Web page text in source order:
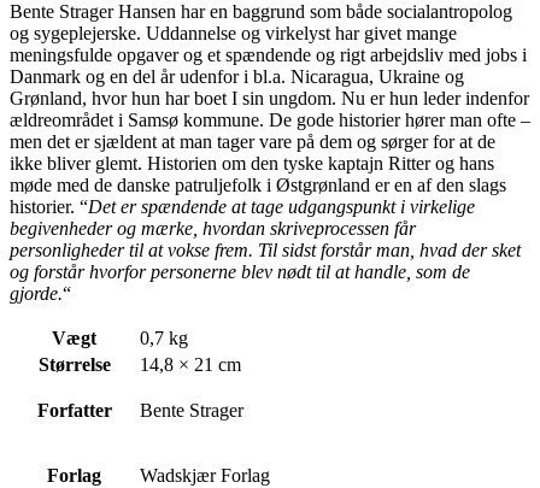
Bente Strager Hansen har en baggrund som både socialantropolog
og sygeplejerske. Uddannelse og virkelyst har givet mange
meningsfulde opgaver og et spændende og rigt arbejdsliv med jobs i
Danmark og en del år udenfor i bl.a. Nicaragua, Ukraine og
Grønland, hvor hun har boet I sin ungdom. Nu er hun leder indenfor
ældreområdet i Samsø kommune. De gode historier hører man ofte –
men det er sjældent at man tager vare på dem og sørger for at de
ikke bliver glemt. Historien om den tyske kaptajn Ritter og hans
møde med de danske patruljefolk i Østgrønland er en af den slags
historier. “Det er spændende at tage udgangspunkt i virkelige
begivenheder og mærke, hvordan skriveprocessen får
personligheder til at vokse frem. Til sidst forstår man, hvad der sket
og forstår hvorfor personerne blev nødt til at handle, som de
gjorde.“
Vægt
0,7 kg
Størrelse
14,8 × 21 cm
Forfatter Bente Strager
Forlag Wadskjær Forlag